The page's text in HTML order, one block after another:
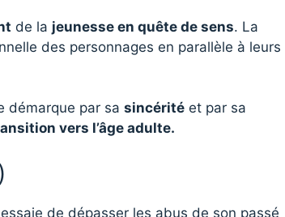
de la jeunesse en quête de sens. La
des personnages en parallèle à leurs
démarque par sa sincérité et par sa
vers l’âge adulte.
de dépasser les abus de son passé